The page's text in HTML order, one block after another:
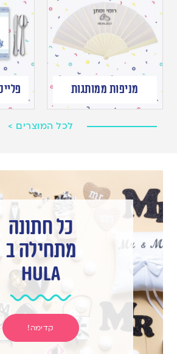
מניפות ממותגות
לכל המוצרים >
כל חתונה
מתחילה ב
hula
קדימה!